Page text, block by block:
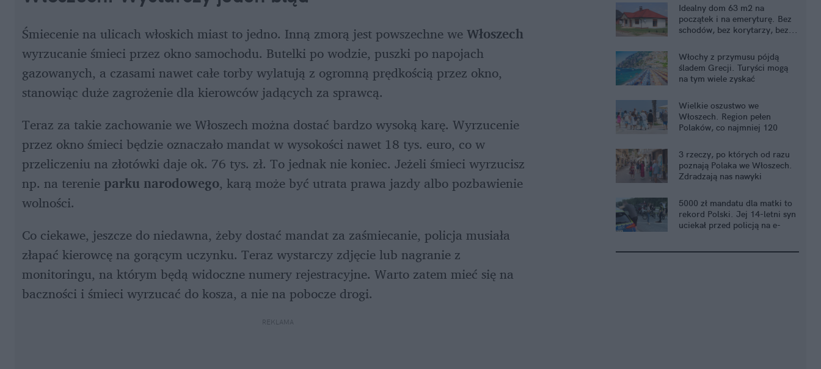
Śmiecenie na ulicach włoskich miast to jedno. Inną zmorą jest powszechne we Włoszech
wyrzucanie śmieci przez okno samochodu. Butelki po wodzie, puszki po napojach
gazowanych, a czasami nawet całe torby wylatują z ogromną prędkością przez okno,
stanowiąc duże zagrożenie dla kierowców jadących za sprawcą.
Teraz za takie zachowanie we Włoszech można dostać bardzo wysoką karę. Wyrzucenie
przez okno śmieci będzie oznaczało mandat w wysokości nawet 18 tys. euro, co w
przeliczeniu na złotówki daje ok. 76 tys. zł. To jednak nie koniec. Jeżeli śmieci wyrzucisz
np. na terenie parku narodowego, karą może być utrata prawa jazdy albo pozbawienie
wolności.
Co ciekawe, jeszcze do niedawna, żeby dostać mandat za zaśmiecanie, policja musiała
złapać kierowcę na gorącym uczynku. Teraz wystarczy zdjęcie lub nagranie z
monitoringu, na którym będą widoczne numery rejestracyjne. Warto zatem mieć się na
baczności i śmieci wyrzucać do kosza, a nie na pobocze drogi.
REKLAMA
Idealny dom 63 m2 na
początek i na emeryturę. Bez
schodów, bez korytarzy, bez...
Włochy z przymusu pójdą
śladem Grecji. Turyści mogą
na tym wiele zyskać
Wielkie oszustwo we
Włoszech. Region pełen
Polaków, co najmniej 120
3 rzeczy, po których od razu
poznają Polaka we Włoszech.
Zdradzają nas nawyki
5000 zł mandatu dla matki to
rekord Polski. Jej 14-letni syn
uciekał przed policją na e-